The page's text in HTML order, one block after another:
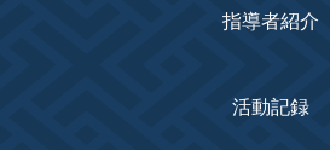
指導者紹介
活動記録